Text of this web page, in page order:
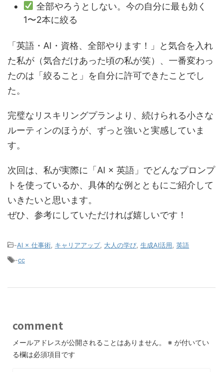
全部やろうとしない。今の自分に最も効く
1〜2本に絞る
「英語・AI・資格、全部やります！」と気合を入れ
た私が（気合だけあった頃の私が笑）、一番変わっ
たのは「絞ること」を自分に許可できたことでし
た。
完璧なリスキリングプランより、続けられる小さな
ルーティンのほうが、ずっと強いと実感していま
す。
次回は、私が実際に「AI × 英語」でどんなプロンプ
トを使っているか、具体的な例とともにご紹介して
いきたいと思います。
ぜひ、参考にしていただければ嬉しいです！
-AI × 仕事術 キャリアアップ, 大人の学び 生成AI活用 英語
-cc
comment
メールアドレスが公開されることはありません。 ※ が付いてい
る欄は必須項目です